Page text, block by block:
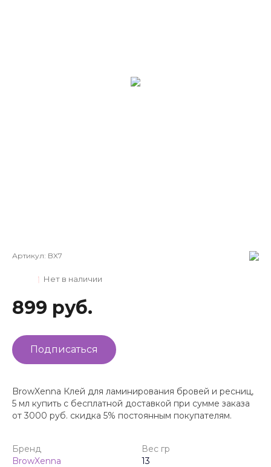
Артикул: BX7
Нет в наличии
899 руб.
Подписаться
BrowXenna Клей для ламинирования бровей и ресниц,
5 мл купить с бесплатной доставкой при сумме заказа
от 3000 руб. скидка 5% постоянным покупателям.
Бренд
BrowXenna
Вес гр
13